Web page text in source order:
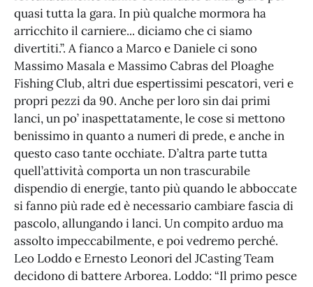
quasi tutta la gara. In più qualche mormora ha
arricchito il carniere... diciamo che ci siamo
divertiti.”. A fianco a Marco e Daniele ci sono
Massimo Masala e Massimo Cabras del Ploaghe
Fishing Club, altri due espertissimi pescatori, veri e
propri pezzi da 90. Anche per loro sin dai primi
lanci, un po’ inaspettatamente, le cose si mettono
benissimo in quanto a numeri di prede, e anche in
questo caso tante occhiate. D’altra parte tutta
quell’attività comporta un non trascurabile
dispendio di energie, tanto più quando le abboccate
si fanno più rade ed è necessario cambiare fascia di
pascolo, allungando i lanci. Un compito arduo ma
assolto impeccabilmente, e poi vedremo perché.
Leo Loddo e Ernesto Leonori del JCasting Team
decidono di battere Arborea. Loddo: “Il primo pesce